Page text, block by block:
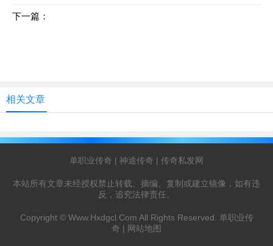
下一篇：
相关文章
单职业传奇 | 神途传奇 | 传奇私发网
本站所有文章未经授权禁止转载、摘编、复制或建立镜像，如有违
反，追究法律责任。
Copyright © Www.Hxdgcl.Com All Rights Reserved. 单职业传
奇 | 网站地图